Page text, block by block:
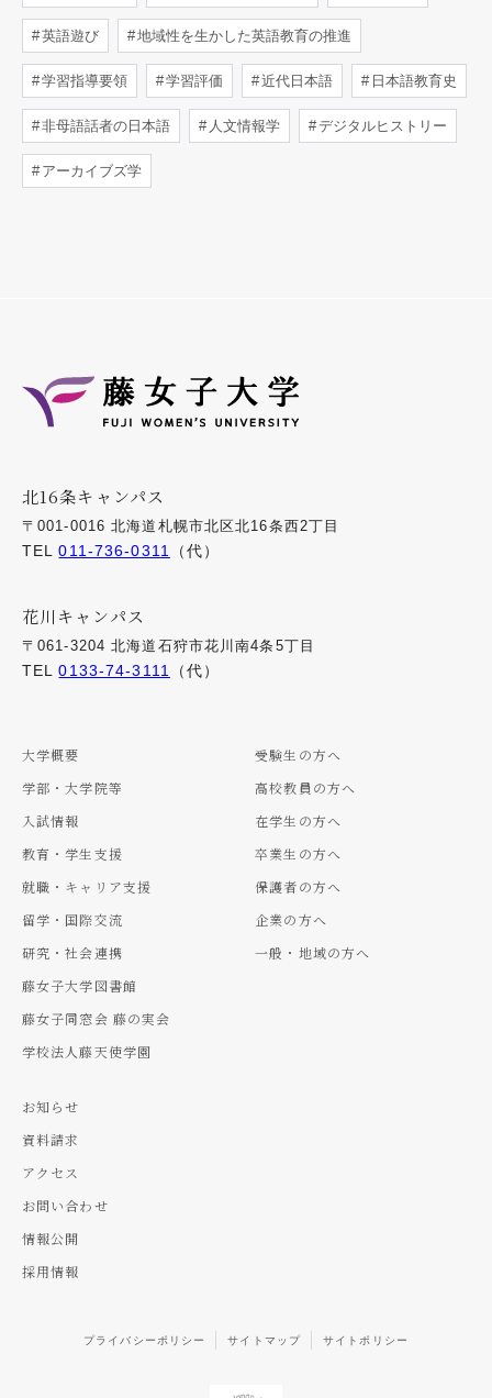
英語遊び 地域性を生かした英語教育の推進
学習指導要領 学習評価 近代日本語 日本語教育史
非母語話者の日本語 人文情報学 デジタルヒストリー
アーカイブズ学
北16条キャンパス
〒001-0016 北海道札幌市北区北16条西2丁目
TEL011-736-0311 （代）
花川キャンパス
〒061-3204 北海道石狩市花川南4条5丁目
TEL0133-74-3111 （代）
大学概要
学部・大学院等
入試情報
教育・学生支援
就職・キャリア支援
留学・国際交流
研究・社会連携
藤女子大学図書館
藤女子同窓会 藤の実会
学校法人藤天使学園
受験生の方へ
高校教員の方へ
在学生の方へ
卒業生の方へ
保護者の方へ
企業の方へ
一般・地域の方へ
お知らせ
資料請求
アクセス
お問い合わせ
情報公開
採用情報
プライバシーポリシー サイトマップ サイトポリシー